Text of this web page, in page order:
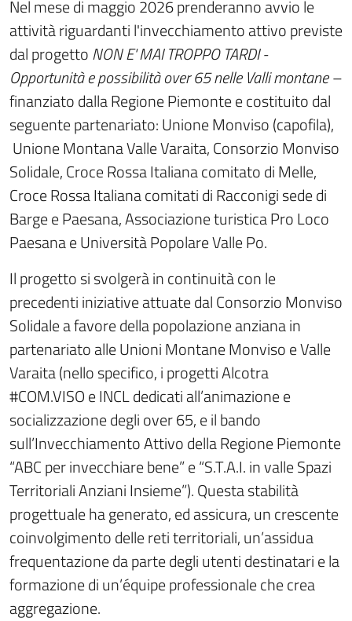
Nel mese di maggio 2026 prenderanno avvio le
attività riguardanti l'invecchiamento attivo previste
dal progettoNON E' MAI TROPPO TARDI -
Opportunità e possibilità over 65 nelle Valli montane –
finanziato dalla Regione Piemonte e costituito dal
seguente partenariato: Unione Monviso (capofila),
Unione Montana Valle Varaita, Consorzio Monviso
Solidale, Croce Rossa Italiana comitato di Melle,
Croce Rossa Italiana comitati di Racconigi sede di
Barge e Paesana, Associazione turistica Pro Loco
Paesana e Università Popolare Valle Po.
Il progetto si svolgerà in continuità con le
precedenti iniziative attuate dal Consorzio Monviso
Solidale a favore della popolazione anziana in
partenariato alle Unioni Montane Monviso e Valle
Varaita (nello specifico, i progetti Alcotra
#COM.VISO e INCL dedicati all’animazione e
socializzazione degli over 65, e il bando
sull’Invecchiamento Attivo della Regione Piemonte
“ABC per invecchiare bene” e “S.T.A.I. in valle Spazi
Territoriali Anziani Insieme”). Questa stabilità
progettuale ha generato, ed assicura, un crescente
coinvolgimento delle reti territoriali, un’assidua
frequentazione da parte degli utenti destinatari e la
formazione di un’équipe professionale che crea
aggregazione.